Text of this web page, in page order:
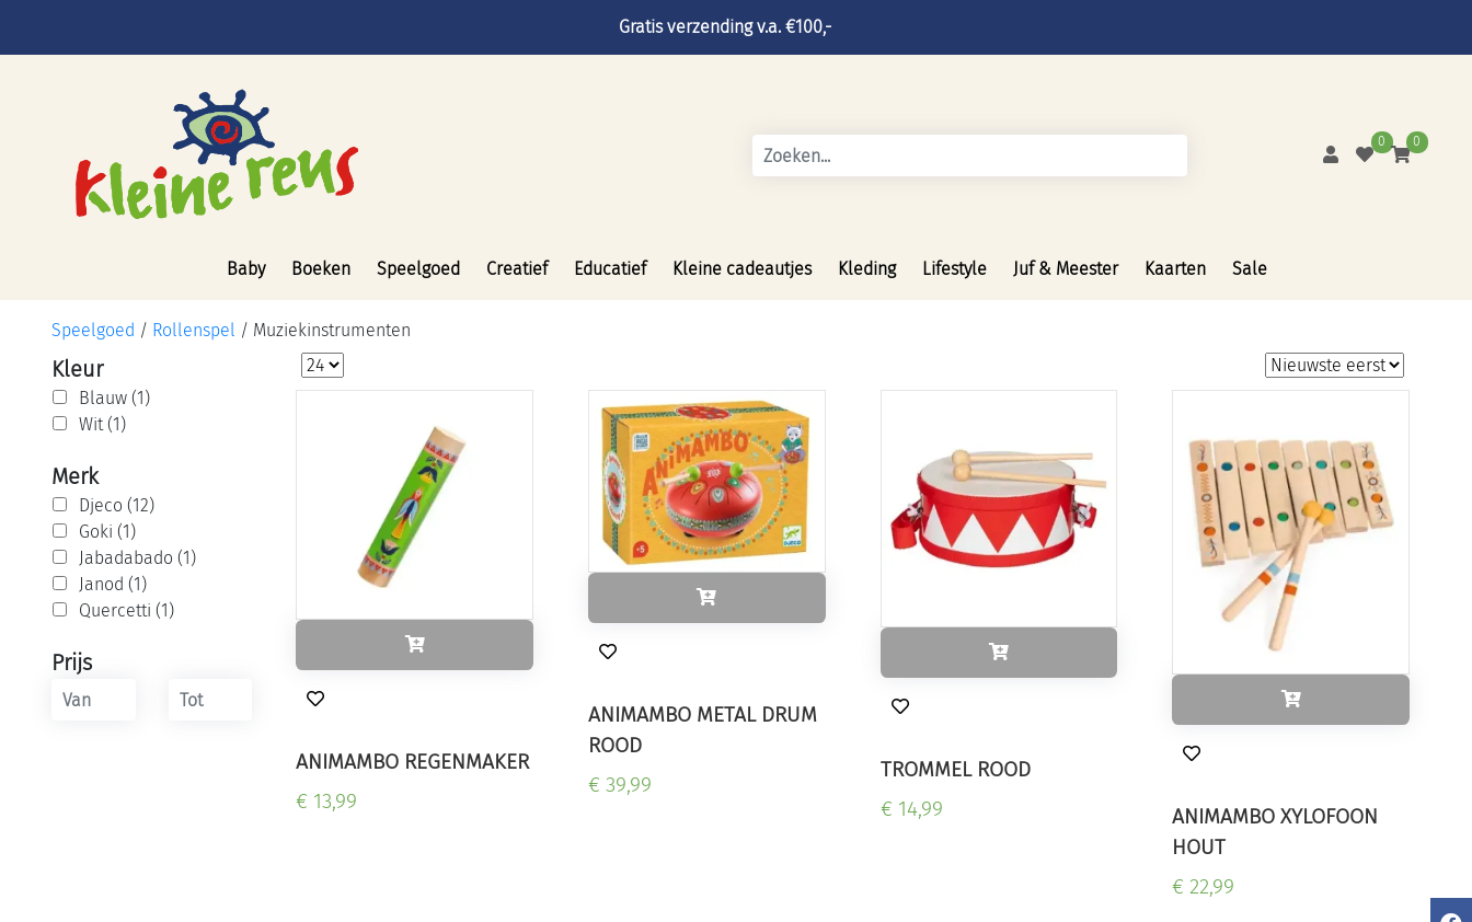
Gratis verzending v.a. €100,-
0 0
Baby Boeken Speelgoed Creatief Educatief Kleine cadeautjes Kleding Lifestyle Juf & Meester Kaarten Sale
Speelgoed / Rollenspel / Muziekinstrumenten
Kleur
Blauw (1)
Wit (1)
Merk
Djeco (12)
Goki (1)
Jabadabado (1)
Janod (1)
Quercetti (1)
Prijs
ANIMAMBO REGENMAKER
€ 13,99
ANIMAMBO METAL DRUM
ROOD
€ 39,99
TROMMEL ROOD
€ 14,99
ANIMAMBO XYLOFOON
HOUT
€ 22,99